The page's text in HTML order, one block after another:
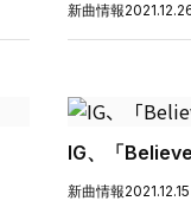
新曲情報
IG、「
新曲情報2021.12.15